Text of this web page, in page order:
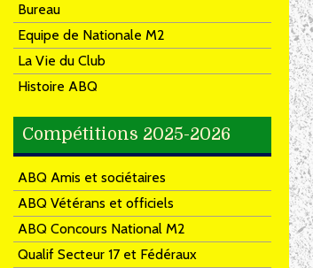
Bureau
Equipe de Nationale M2
La Vie du Club
Histoire ABQ
Compétitions 2025-2026
ABQ Amis et sociétaires
ABQ Vétérans et officiels
ABQ Concours National M2
Qualif Secteur 17 et Fédéraux